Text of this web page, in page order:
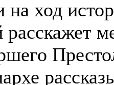
на ход
расскажет